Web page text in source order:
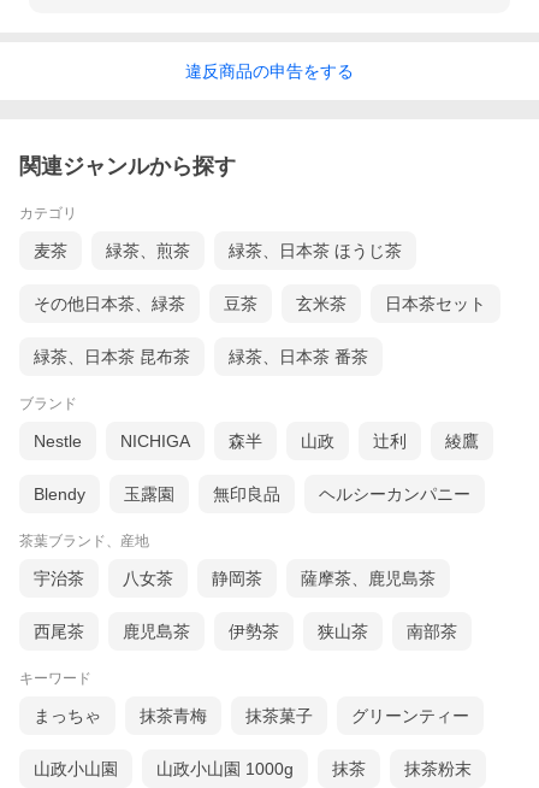
違反商品の申告をする
関連ジャンルから探す
カテゴリ
麦茶 緑茶、煎茶 緑茶、日本茶 ほうじ茶
その他日本茶、緑茶 豆茶 玄米茶 日本茶セット
緑茶、日本茶 昆布茶 緑茶、日本茶 番茶
ブランド
Nestle NICHIGA 森半 山政 辻利 綾鷹
Blendy 玉露園 無印良品 ヘルシーカンパニー
茶葉ブランド、産地
宇治茶 八女茶 静岡茶 薩摩茶、鹿児島茶
西尾茶 鹿児島茶 伊勢茶 狭山茶 南部茶
キーワード
まっちゃ 抹茶青梅 抹茶菓子 グリーンティー
山政小山園 山政小山園 1000g 抹茶 抹茶粉末